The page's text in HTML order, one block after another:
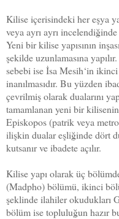
Kilise içerisindeki her eşya
veya ayrı ayrı
Yeni bir kilise yapısının
şekilde uzunlamasına
sebebi ise İsa Mesih‘in
inanılmasıdır. Bu yüzden
çevrilmiş olarak dualarını
tamamlanan yeni bir
Episkopos (patrik veya
ilişkin dualar eşliğinde dört
kutsanır ve ibadete açılır.
Kilise yapı olarak üç
(Madpho) bölümü, ikinci
şeklinde ilahiler okudukları
bölüm ise topluluğun hazır